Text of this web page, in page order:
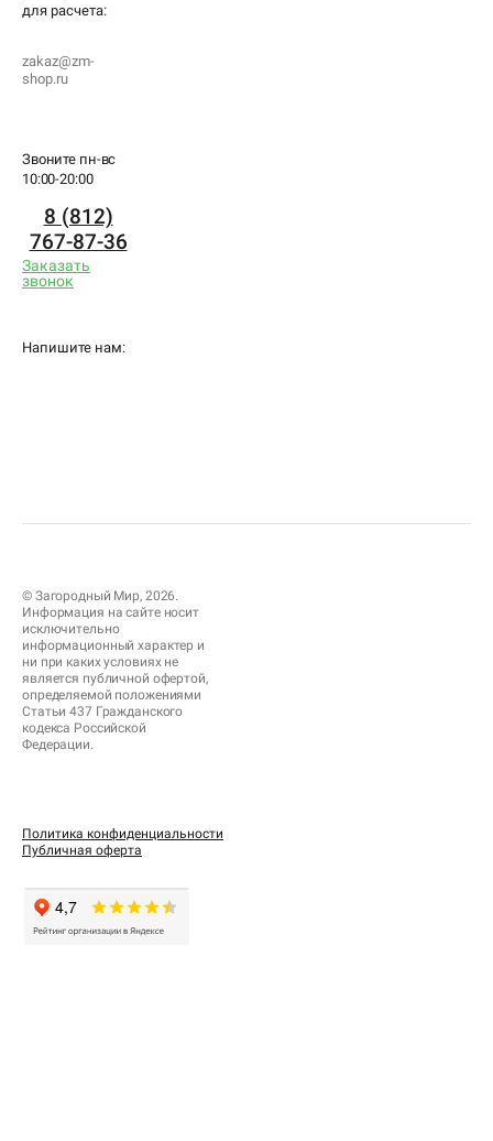
для расчета:
zakaz@zm-
shop.ru
Звоните пн-вс
10:00-20:00
8 (812)
767-87-36
Заказать
звонок
Напишите нам:
© Загородный Мир, 2026.
Информация на сайте носит
исключительно
информационный характер и
ни при каких условиях не
является публичной офертой,
определяемой положениями
Статьи 437 Гражданского
кодекса Российской
Федерации.
Политика конфиденциальности
Публичная оферта